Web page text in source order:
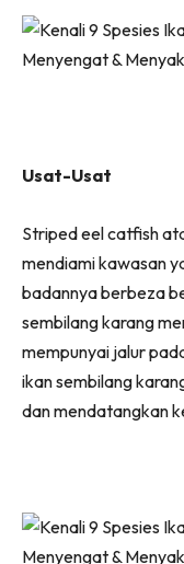
Usat-Usat
Striped eel catfish
mendiami kawasan
badannya berbeza
sembilang karang
mempunyai jalur
ikan sembilang
dan mendatangkan